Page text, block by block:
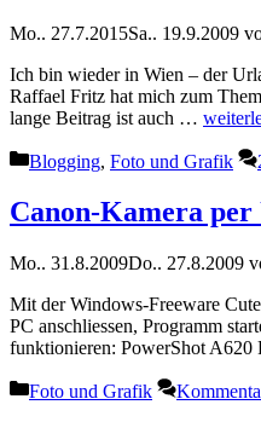
Mo.. 27.7.2015Sa.. 19.9.2009
Ich bin wieder in Wien – der
Raffael Fritz hat mich zum
lange Beitrag ist auch …
Kategorien
Blogging, Foto und Grafik
Canon-Kamera per
Mo.. 31.8.2009Do.. 27.8.2009
Mit der Windows-Freeware
PC anschliessen, Programm
funktionieren: PowerShot A620
Kategorien
Foto und Grafik